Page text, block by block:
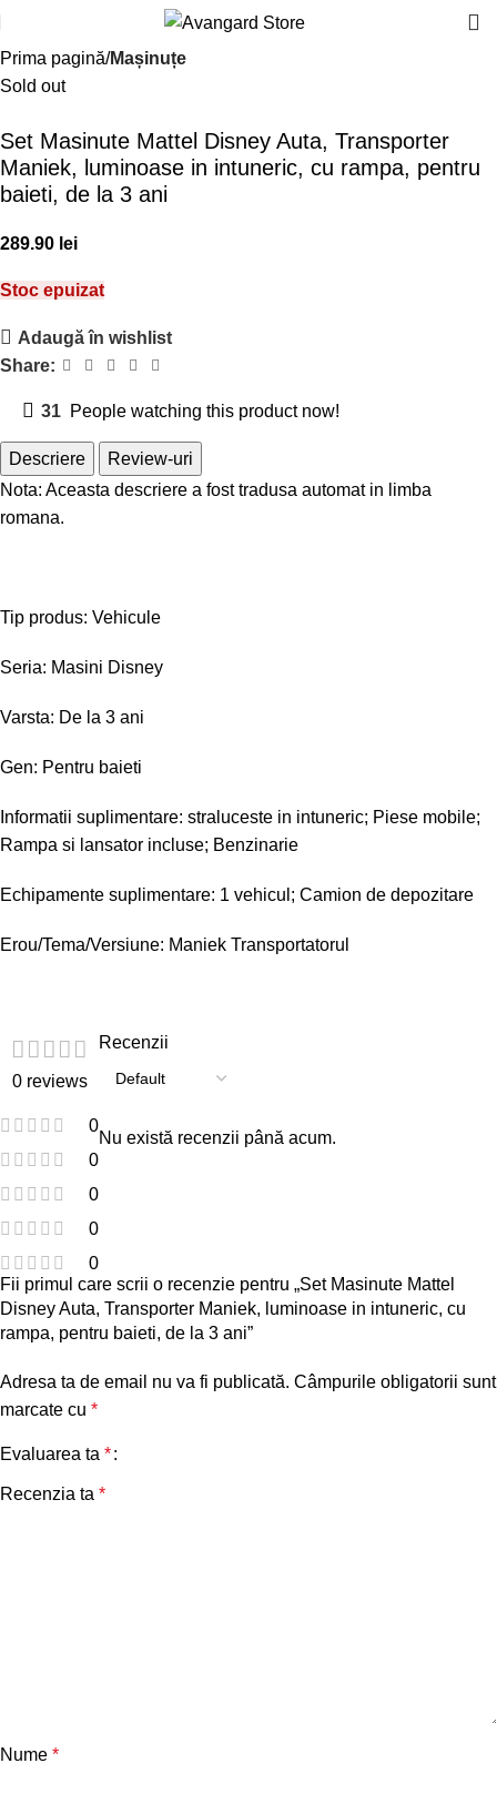
Prima pagină Mașinuțe
Sold out
Set Masinute Mattel Disney Auta, Transporter
Maniek, luminoase in intuneric, cu rampa, pentru
baieti, de la 3 ani
lei
Stoc epuizat
Adaugă în wishlist
Share:
31 People watching this product now!
Descriere
Review-uri
Nota: Aceasta descriere a fost tradusa automat in limba
romana.
Tip produs: Vehicule
Seria: Masini Disney
Varsta: De la 3 ani
Gen: Pentru baieti
Informatii suplimentare: straluceste in intuneric; Piese mobile;
Rampa si lansator incluse; Benzinarie
Echipamente suplimentare: 1 vehicul; Camion de depozitare
Erou/Tema/Versiune: Maniek Transportatorul
0 reviews
0
0
0
0
0
Recenzii
Nu există recenzii până acum.
Fii primul care scrii o recenzie pentru „Set Masinute Mattel
Disney Auta, Transporter Maniek, luminoase in intuneric, cu
rampa, pentru baieti, de la 3 ani”
Adresa ta de email nu va fi publicată. Câmpurile obligatorii sunt
marcate cu *
Evaluarea ta *
Recenzia ta *
Nume *